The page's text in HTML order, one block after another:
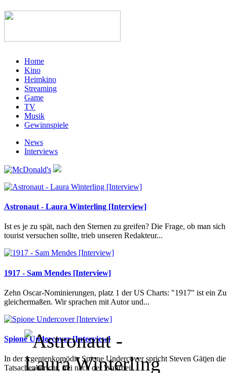
Home
Kino
Heimkino
Streaming
Game
TV
Musik
Gewinnspiele
News
Interviews
Astronaut - Laura Winterling [Interview]
Ist es je zu spät, nach den Sternen zu greifen? Die Frage, ob man
tourist versuchen sollte, trieb unseren Redakteur...
1917 - Sam Mendes [Interview]
Zehn Oscar-Nominierungen, platz 1 der US Charts: "1917" ist ein
gleichermaßen. Wir sprachen mit Autor und...
Spione Undercover [Interview]
In der Agentenkomödie Spione Undercover spricht Steven Gätjen
Tatsachenbericht, frei nach der Wahrheit.